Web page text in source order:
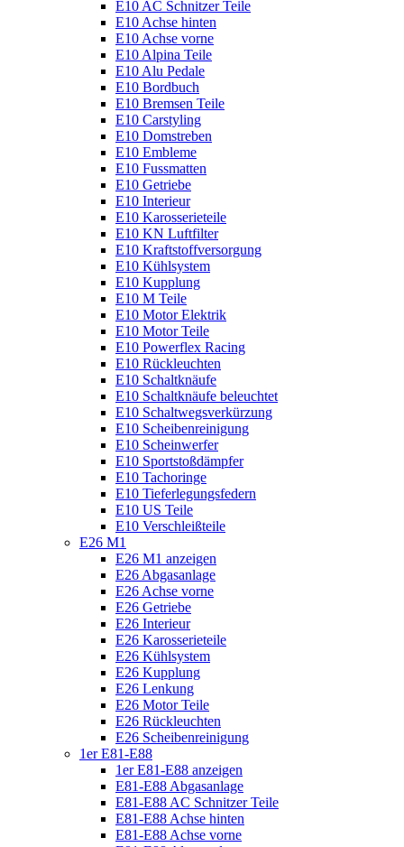
E10 AC Schnitzer Teile
E10 Achse hinten
E10 Achse vorne
E10 Alpina Teile
E10 Alu Pedale
E10 Bordbuch
E10 Bremsen Teile
E10 Carstyling
E10 Domstreben
E10 Embleme
E10 Fussmatten
E10 Getriebe
E10 Interieur
E10 Karosserieteile
E10 KN Luftfilter
E10 Kraftstoffversorgung
E10 Kühlsystem
E10 Kupplung
E10 M Teile
E10 Motor Elektrik
E10 Motor Teile
E10 Powerflex Racing
E10 Rückleuchten
E10 Schaltknäufe
E10 Schaltknäufe beleuchtet
E10 Schaltwegsverkürzung
E10 Scheibenreinigung
E10 Scheinwerfer
E10 Sportstoßdämpfer
E10 Tachoringe
E10 Tieferlegungsfedern
E10 US Teile
E10 Verschleißteile
E26 M1
E26 M1 anzeigen
E26 Abgasanlage
E26 Achse vorne
E26 Getriebe
E26 Interieur
E26 Karosserieteile
E26 Kühlsystem
E26 Kupplung
E26 Lenkung
E26 Motor Teile
E26 Rückleuchten
E26 Scheibenreinigung
1er E81-E88
1er E81-E88 anzeigen
E81-E88 Abgasanlage
E81-E88 AC Schnitzer Teile
E81-E88 Achse hinten
E81-E88 Achse vorne